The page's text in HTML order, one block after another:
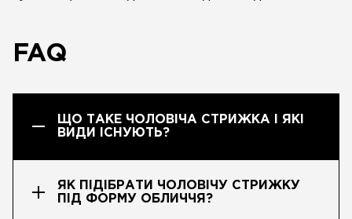
FAQ
ЩО ТАКЕ ЧОЛОВІЧА СТРИЖКА І ЯКІ
ВИДИ ІСНУЮТЬ?
ЯК ПІДІБРАТИ ЧОЛОВІЧУ СТРИЖКУ
ПІД ФОРМУ ОБЛИЧЧЯ?